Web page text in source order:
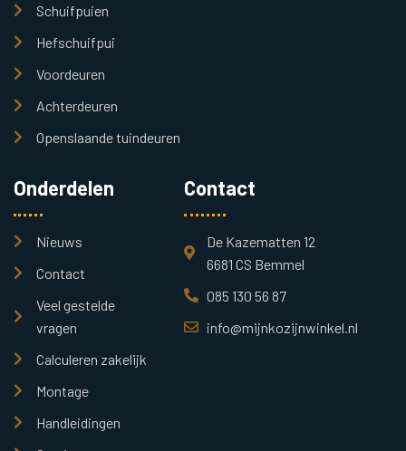
Schuifpuien
Hefschuifpui
Voordeuren
Achterdeuren
Openslaande tuindeuren
Onderdelen
Nieuws
Contact
Veel gestelde
vragen
Calculeren zakelijk
Montage
Handleidingen
Contact
De Kazematten 12
6681 CS Bemmel
085 130 56 87
info@mijnkozijnwinkel.nl